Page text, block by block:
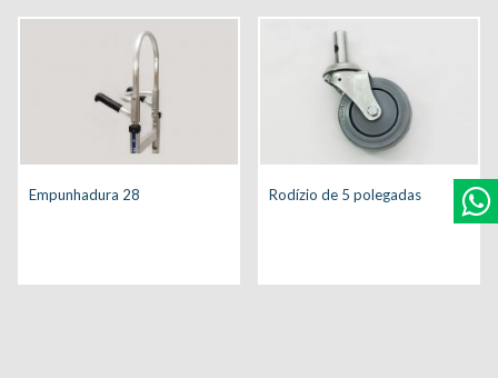
Empunhadura 28 Rodízio de 5 polegadas